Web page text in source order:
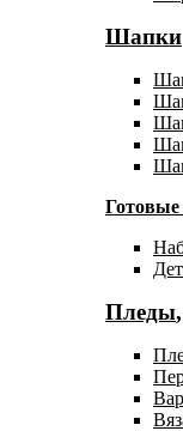
Шапки
Пледы,